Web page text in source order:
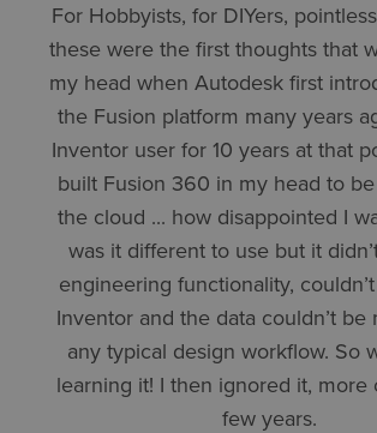
For Hobbyists, for DIYers,
these were the first thoughts that
my head when Autodesk first
the Fusion platform many years
Inventor user for 10 years at that
built Fusion 360 in my head to
the cloud ... how disappointed I
was it different to use but it
engineering functionality,
Inventor and the data couldn’t be
any typical design workflow. So
learning it! I then ignored it, more
few years.